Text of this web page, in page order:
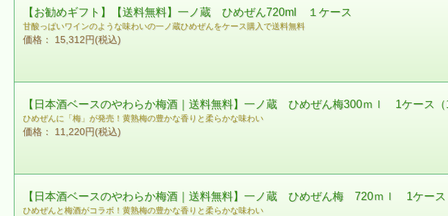
【お勧めギフト】【送料無料】一ノ蔵 ひめぜん720ml １ケース
甘酸っぱいワインのような味わいの一ノ蔵ひめぜんをケース購入で送料無料
価格： 15,312円(税込)
【日本酒ベースのやわらか梅酒｜送料無料】一ノ蔵 ひめぜん梅300ｍｌ 1ケース（
ひめぜんに「梅」が発売！黄熟梅の豊かな香りと柔らかな味わい
価格： 11,220円(税込)
【日本酒ベースのやわらか梅酒｜送料無料】一ノ蔵 ひめぜん梅 720ｍｌ 1ケース
ひめぜんと梅酒がコラボ！黄熟梅の豊かな香りと柔らかな味わい